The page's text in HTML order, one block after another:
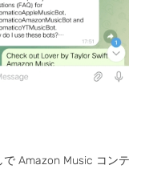
Amazon Music コンテ